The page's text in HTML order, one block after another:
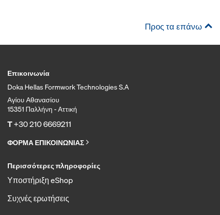
Προς τα επάνω
Επικοινωνία
Doka Hellas Formwork Technologies S.A
Αγίου Αθανασίου
15351 Παλλήνη - Αττική
T+30 210 6669211
ΦΟΡΜΑ ΕΠΙΚΟΙΝΩΝΙΑΣ
Περισσότερες πληροφορίες
Υποστήριξη eShop
Συχνές ερωτήσεις